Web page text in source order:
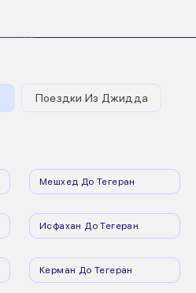
Поездки Из Джидда
Мешхед До Тегеран
Исфахан До Тегеран
Керман До Тегеран